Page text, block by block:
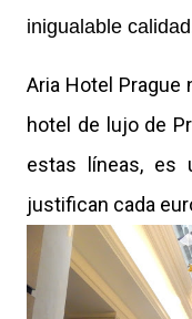
inigualable
Aria Hotel Prague
hotel de lujo de
estas líneas,
justifican cada